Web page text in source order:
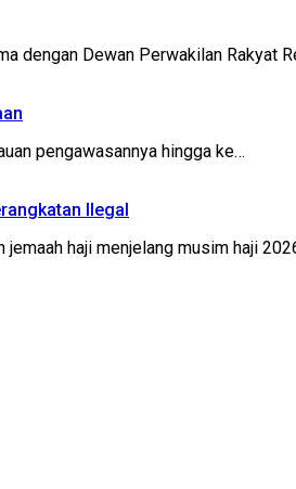
dengan Dewan Perwakilan Rakyat
pengawasannya hingga ke…
Ilegal
haji menjelang musim haji